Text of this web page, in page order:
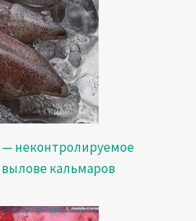
неконтролируемое
кальмаров